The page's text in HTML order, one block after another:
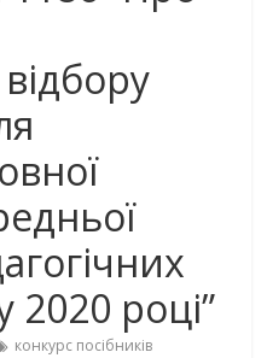
2020 році”
конкурс посібників